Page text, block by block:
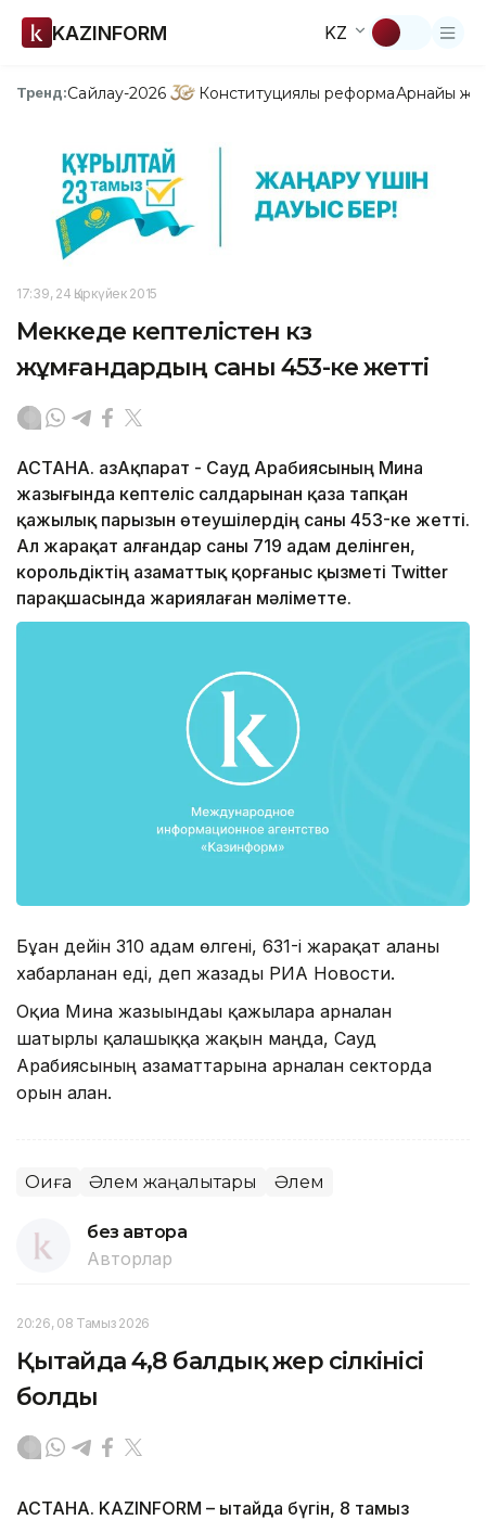
KAZINFORM KZ
Тренд:Сайлау-2026 Конституциялық реформаАрнайы
17:39, 24 Қыркүйек 2015
Меккеде кептелістен көз
жұмғандардың саны 453-ке жетті
АСТАНА. ҚазАқпарат - Сауд Арабиясының Мина
жазығында кептеліс салдарынан қаза тапқан
қажылық парызын өтеушілердің саны 453-ке жетті.
Ал жарақат алғандар саны 719 адам делінген,
корольдіктің азаматтық қорғаныс қызметі Twitter
парақшасында жариялаған мәліметте.
Бұған дейін 310 адам өлгені, 631-і жарақат алғаны
хабарланған еді, деп жазады РИА Новости.
Оқиға Мина жазығындағы қажыларға арналған
шатырлы қалашыққа жақын маңда, Сауд
Арабиясының азаматтарына арналған секторда
орын алған.
Оқиға Әлем жаңалықтары Әлем
без автора
Авторлар
20:26, 08 Тамыз 2026
Қытайда 4,8 балдық жер сілкінісі
болды
АСТАНА. KAZINFORM – Қытайда бүгін, 8 тамыз